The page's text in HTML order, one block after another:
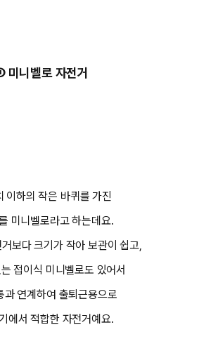
미니벨로 자전거
이하의 작은 바퀴를 가진
미니벨로라고 하는데요.
보다 크기가 작아 보관이 쉽고,
접이식 미니벨로도 있어서
과 연계하여 출퇴근용으로
에서 적합한 자전거예요.